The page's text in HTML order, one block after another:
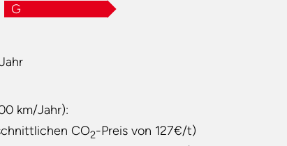
G
km/Jahr):
CO2-Preis von 127€/t)